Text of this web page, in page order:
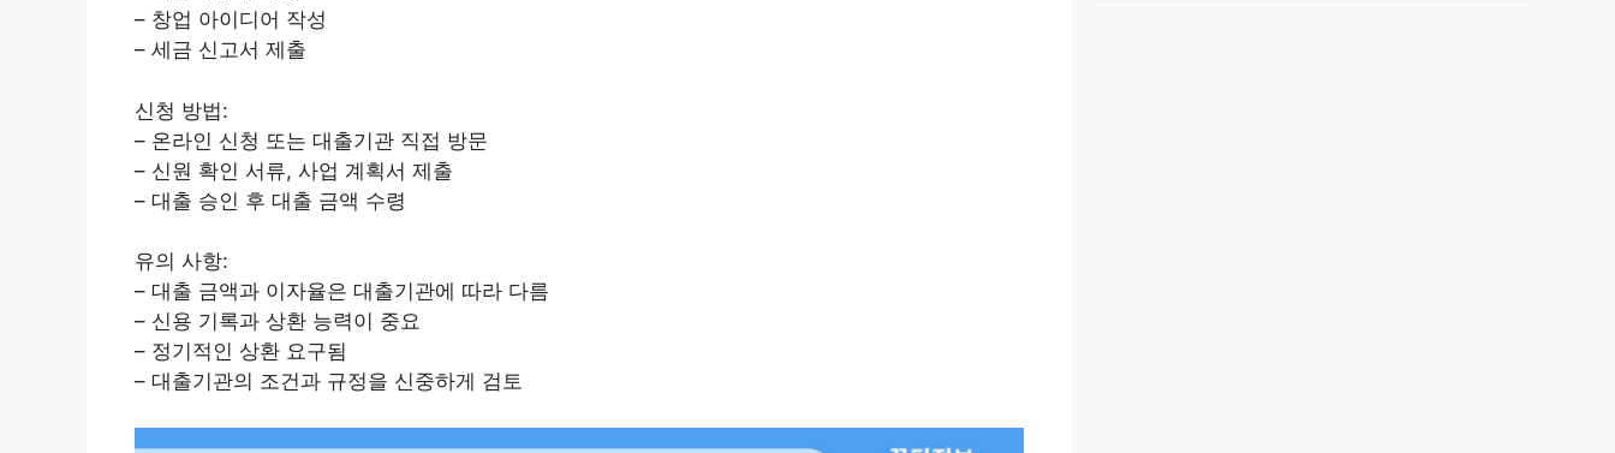
– 창업 아이디어 작성
– 세금 신고서 제출
신청 방법:
– 온라인 신청 또는 대출기관 직접 방문
– 신원 확인 서류, 사업 계획서 제출
– 대출 승인 후 대출 금액 수령
유의 사항:
– 대출 금액과 이자율은 대출기관에 따라 다름
– 신용 기록과 상환 능력이 중요
– 정기적인 상환 요구됨
– 대출기관의 조건과 규정을 신중하게 검토